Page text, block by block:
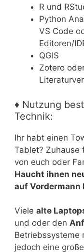
R und
Python
VS Code
Editoren/
QGIS
Zotero
♦ Nutzung
Technik:
Ihr habt einen
Tablet? Zuhause
von euch oder
Haucht ihnen
auf Vordermann
Viele alte
und oder den
Betriebssysteme
jedoch eine